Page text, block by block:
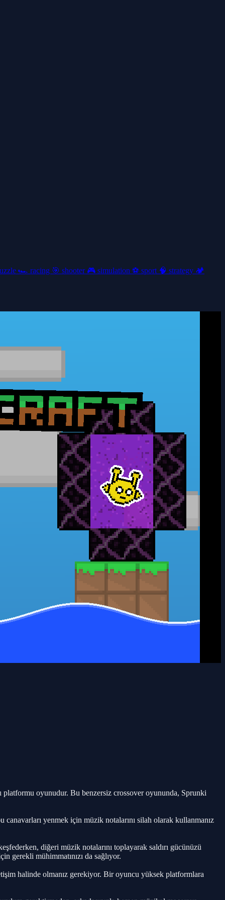
🏎️ racing 🎯 shooter 🎮 simulation ⚽ sport 🧠 strategy 🏕️
oyunudur. Bu benzersiz crossover oyununda, Sprunki
yenmek için müzik notalarını silah olarak kullanmanız
diğeri müzik notalarını toplayarak saldırı gücünüzü
gerekli mühimmatınızı da sağlıyor.
halinde olmanız gerekiyor. Bir oyuncu yüksek platformlara